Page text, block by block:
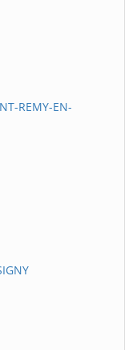
REMY-EN-